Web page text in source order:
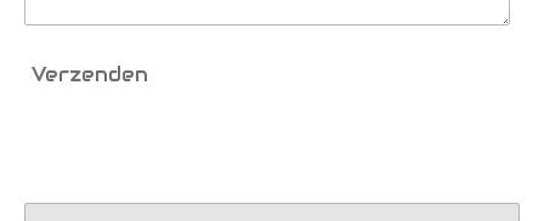
Verzenden